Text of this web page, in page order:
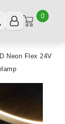
0
Neon Flex 24V